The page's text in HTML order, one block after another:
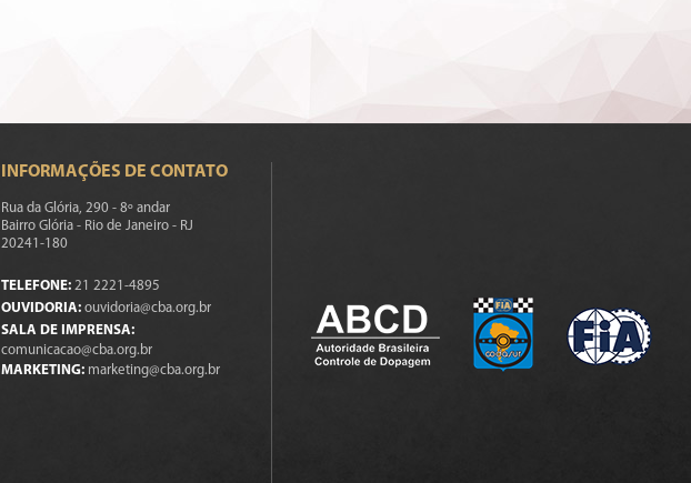
INFORMAÇÕES DE CONTATO
Rua da Glória, 290 - 8º andar
Bairro Glória - Rio de Janeiro - RJ
20241-180
TELEFONE: 21 2221-4895
OUVIDORIA: ouvidoria@cba.org.br
SALA DE IMPRENSA:
comunicacao@cba.org.br
MARKETING: marketing@cba.org.br